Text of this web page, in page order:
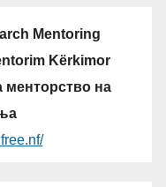
Mentoring
Kërkimor
менторство на